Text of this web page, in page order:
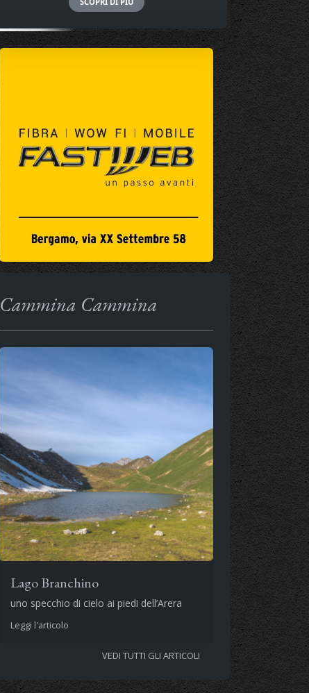
Cammina Cammina
Lago Branchino
uno specchio di cielo ai piedi dell’Arera
Leggi l'articolo
VEDI TUTTI GLI ARTICOLI